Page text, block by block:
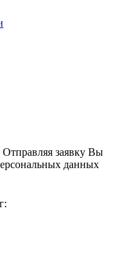
Отправляя заявку Вы
данных